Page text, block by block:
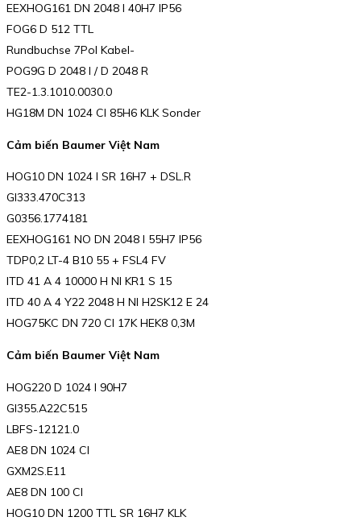
EEXHOG161 DN 2048 I 40H7 IP56
FOG6 D 512 TTL
Rundbuchse 7Pol Kabel-
POG9G D 2048 I / D 2048 R
TE2-1.3.1010.0030.0
HG18M DN 1024 CI 85H6 KLK Sonder
Cảm biến Baumer Việt Nam
HOG10 DN 1024 I SR 16H7 + DSL.R
GI333.470C313
G0356.1774181
EEXHOG161 NO DN 2048 I 55H7 IP56
TDP0,2 LT-4 B10 55 + FSL4 FV
ITD 41 A 4 10000 H NI KR1 S 15
ITD 40 A 4 Y22 2048 H NI H2SK12 E 24
HOG75KC DN 720 CI 17K HEK8 0,3M
Cảm biến Baumer Việt Nam
HOG220 D 1024 I 90H7
GI355.A22C515
LBFS-12121.0
AE8 DN 1024 CI
GXM2S.E11
AE8 DN 100 CI
HOG10 DN 1200 TTL SR 16H7 KLK